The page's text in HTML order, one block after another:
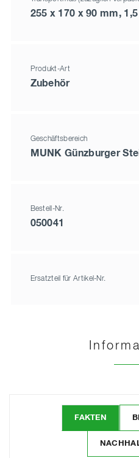
255 x 170 x 90 mm,
Produkt-Art
Zubehör
Geschäftsbereich
MUNK Günzburger
Bestell-Nr.
050041
Ersatzteil für Artikel-Nr.
FAKTEN